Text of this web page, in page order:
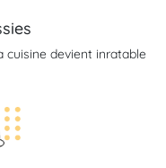
cuisine devient inratable